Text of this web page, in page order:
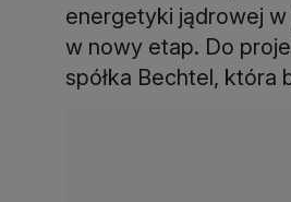
energetyki jądrowej
w nowy etap. Do
spółka Bechtel, która